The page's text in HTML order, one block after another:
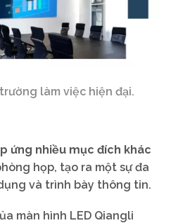
làm việc hiện đại.
ứng nhiều mục đích khác
họp, tạo ra một sự đa
và trình bày thông tin.
màn hình LED Qiangli